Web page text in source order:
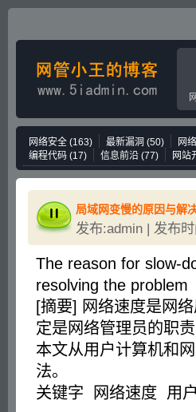
网络安全 (163) 最新漏洞 (50) 网
编程代码 (17) 信息前沿 (77) 网站
局域网变慢的原因与解
发布:admin | 发布
The reason for slow-
resolving the problem
[摘要] 网络速度是网
定是网络管理员的职
本文从用户计算机和
法。
关键字 网络速度 用